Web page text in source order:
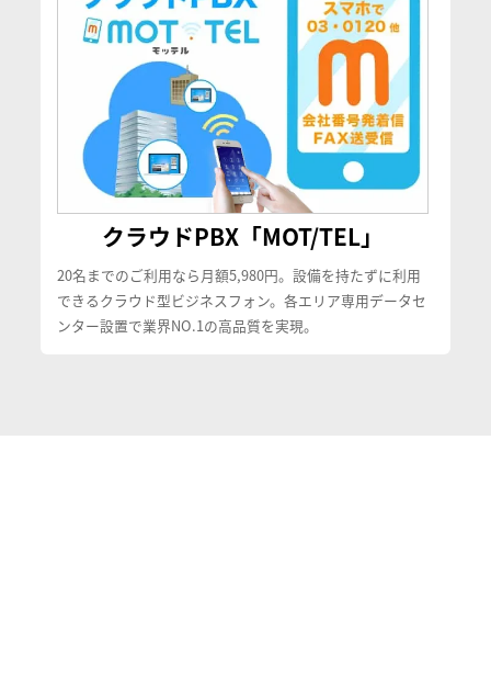
クラウドPBX「MOT/TEL」
20名までのご利用なら月額5,980円。設備を持たずに利用
できるクラウド型ビジネスフォン。各エリア専用データセ
ンター設置で業界NO.1の高品質を実現。